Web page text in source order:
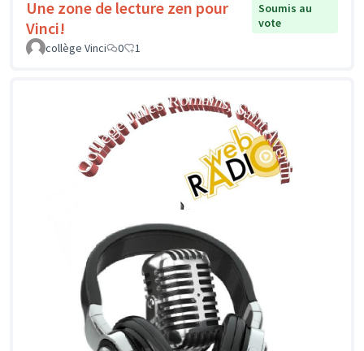
Une zone de lecture zen pour
Vinci!
Soumis au
vote
collège Vinci
0 1